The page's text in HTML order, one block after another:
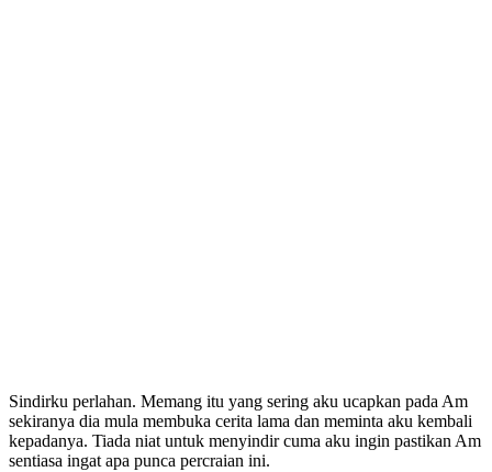
Sindirku perlahan. Memang itu yang sering aku ucapkan pada Am
sekiranya dia mula membuka cerita lama dan meminta aku kembali
kepadanya. Tiada niat untuk menyindir cuma aku ingin pastikan Am
sentiasa ingat apa punca percraian ini.